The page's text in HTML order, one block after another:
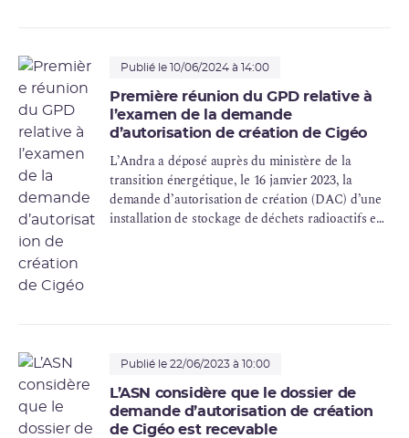
Publié le 10/06/2024 à 14:00
Première réunion du GPD relative à
l’examen de la demande
d’autorisation de création de Cigéo
L’Andra a déposé auprès du ministère de la
transition énergétique, le 16 janvier 2023, la
demande d’autorisation de création (DAC) d’une
installation de stockage de déchets radioactifs en
Publié le 22/06/2023 à 10:00
L’ASN considère que le dossier de
demande d’autorisation de création
de Cigéo est recevable